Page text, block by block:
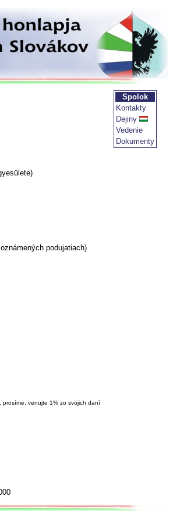
podujatiach)
prosíme, venujte 1% zo svojich daní
Spolok
Kontakty
Dejiny
Vedenie
Dokumenty